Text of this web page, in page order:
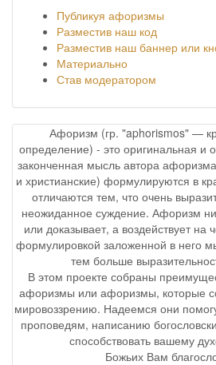
Публикуя афоризмы
Разместив наш код
Разместив наш баннер или
Материально
Став модератором
Афоризм (гр. "aphorismos" —
определение) - это оригинальная и
законченная мысль автора
и христианские) формулируются в
отличаются тем, что очень
неожиданное суждение. Афоризм
или доказывает, а воздействует на
формулировкой заложенной в него
тем больше
В этом проекте собраны
афоризмы или афоризмы, которые
мировоззрению. Надеемся они
проповедям, написанию
способствовать вашему
Божьих Вам